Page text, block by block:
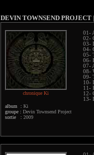
DEVIN TOWNSEND PROJECT
chronique Ki
album : Ki
groupe : Devin Townsend Project
sortie : 2009
01-
02-
03-
04-
05-
06-
07-
08-
09-
10-
11-
12-
13-